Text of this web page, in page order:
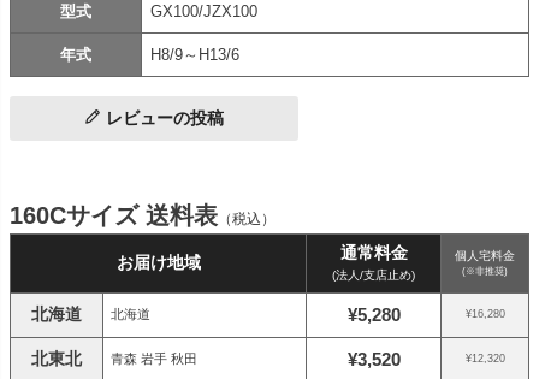
型式 GX100/JZX100
年式 H8/9～H13/6
レビューの投稿
160Cサイズ 送料表 （税込）
お届け地域 通常料金
(法人/支店止め)
個人宅料金
(※非推奨)
北海道 北海道 ¥5,280 ¥16,280
北東北 青森 岩手 秋田 ¥3,520 ¥12,320